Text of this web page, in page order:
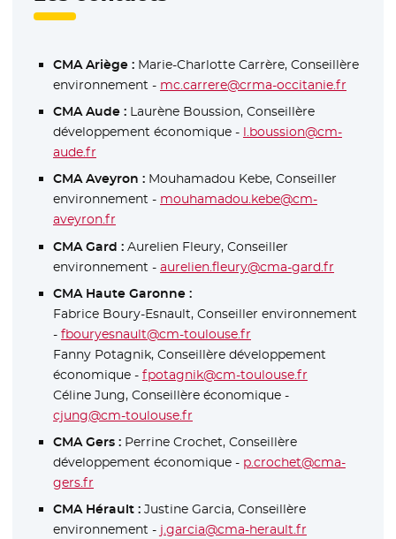
CMA Ariège : Marie-Charlotte Carrère, Conseillère
environnement - mc.carrere@crma-occitanie.fr
CMA Aude :Laurène Boussion, Conseillère
développement économique - l.boussion@cm-
aude.fr
CMA Aveyron :Mouhamadou Kebe, Conseiller
environnement - mouhamadou.kebe@cm-
aveyron.fr
CMA Gard :Aurelien Fleury, Conseiller
environnement - aurelien.fleury@cma-gard.fr
CMA Haute Garonne :
Fabrice Boury-Esnault, Conseiller environnement
- fbouryesnault@cm-toulouse.fr
Fanny Potagnik, Conseillère développement
économique - fpotagnik@cm-toulouse.fr
Céline Jung, Conseillère économique -
cjung@cm-toulouse.fr
CMA Gers :Perrine Crochet, Conseillère
développement économique - p.crochet@cma-
gers.fr
CMA Hérault : Justine Garcia, Conseillère
environnement - j.garcia@cma-herault.fr